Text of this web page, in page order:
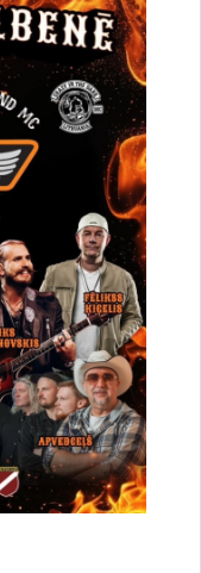
3 – 33, Gulbenē,
2 - 26, Gulbenē,
– 8, Ozolkalnā,
apstiprināšanu
16” – 3,
novadā, pircēja